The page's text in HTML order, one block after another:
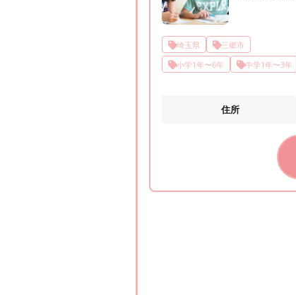
埼玉県
三郷市
小学1年〜6年
中学1年〜3年
住所